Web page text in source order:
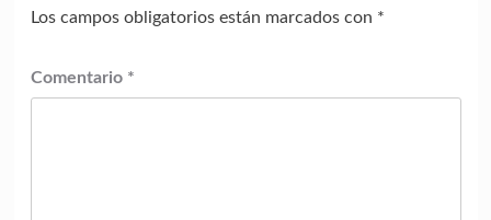
Los campos obligatorios están marcados con *
Comentario *